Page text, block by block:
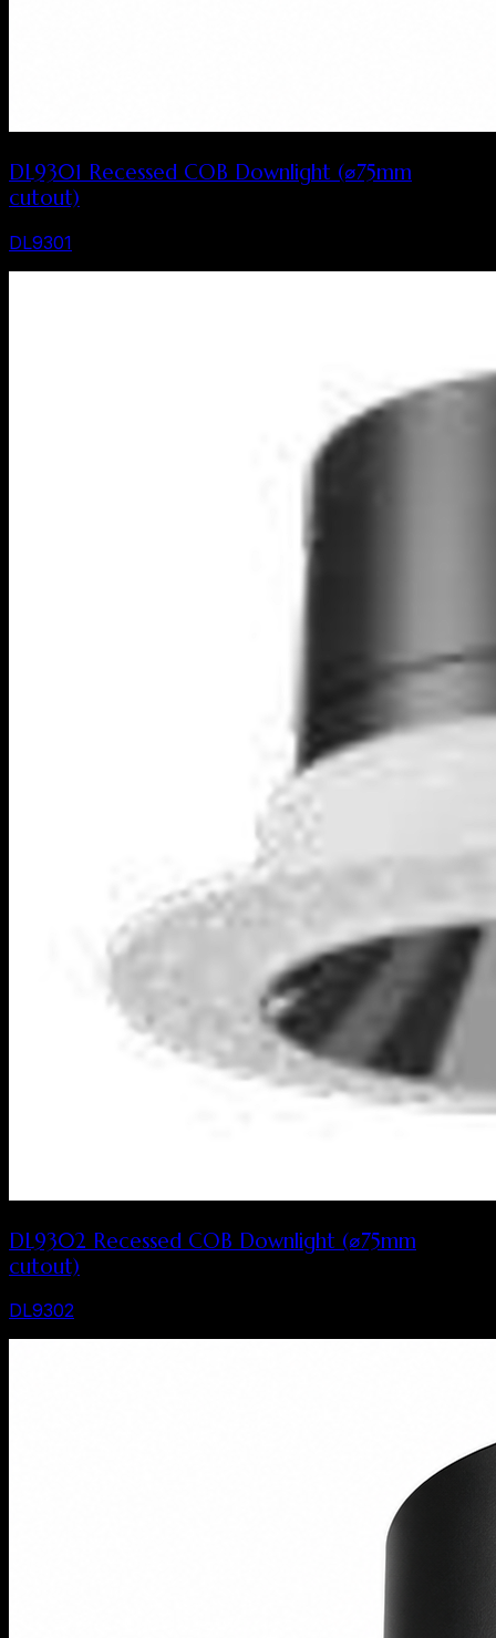
DL9301 Recessed COB Downlight (⌀75mm
cutout)
DL9301
DL9302 Recessed COB Downlight (⌀75mm
cutout)
DL9302